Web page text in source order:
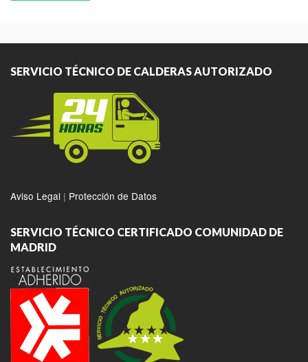
SERVICIO TÉCNICO DE CALDERAS AUTORIZADO
Aviso Legal | Protección de Datos
SERVICIO TÉCNICO CERTIFICADO COMUNIDAD DE
MADRID